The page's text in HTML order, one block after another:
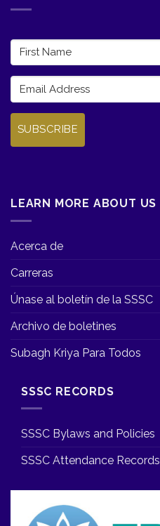
SUBSCRIBE
LEARN MORE ABOUT US
Acerca de
Carreras
Únase al boletín de la SSSC
Archivo de boletines
Subagh Kriya Para Todos
SSSC RECORDS
SSSC Bylaws and Policies
SSSC Attendance Records